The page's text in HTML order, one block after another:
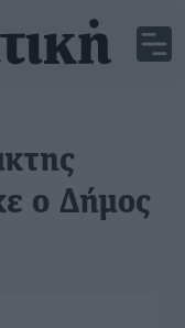
ο Δήμος